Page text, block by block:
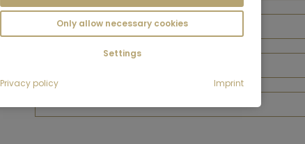
Only allow necessary cookies
Settings
Privacy policy Imprint